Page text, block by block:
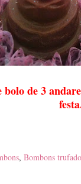
de 3
, Bombons